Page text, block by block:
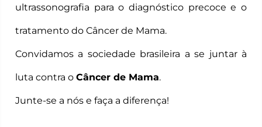
ultrassonografia para o diagnóstico precoce e o
tratamento do Câncer de Mama.
Convidamos a sociedade brasileira a se juntar à
luta contra o Câncer de Mama.
Junte-se a nós e faça a diferença!